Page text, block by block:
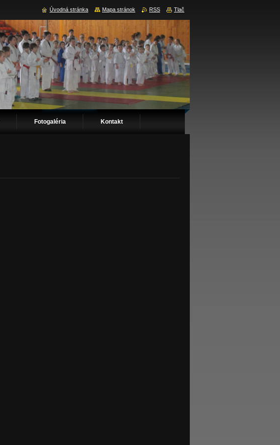
Fotogaléria Kontakt
Úvodná stránka Mapa stránok RSS Tlač